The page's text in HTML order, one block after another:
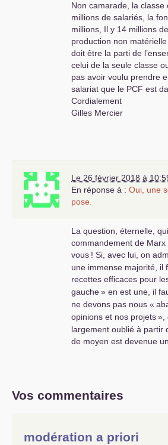
Non camarade, la classe
millions de salariés, la
millions, Il y 14 millions
production non
doit être la parti de
celui de la seule classe
pas avoir voulu prendre
salariat que le PCF est
Cordialement
Gilles Mercier
Le 26 février 2018 à
En réponse à : Oui, une
pose.
La question, éternelle,
commandement de
vous ! Si, avec lui, on
une immense majorité, il
recettes efficaces pour
gauche» en est une, il
ne devons pas nous «
opinions et nos projets»,
largement oublié à partir
de moyen est devenue
Vos commentaires
modération a priori